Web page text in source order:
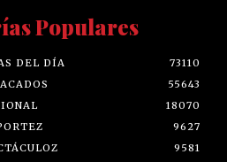
Populares
DEL DÍA
73110
55643
18070
9627
9581